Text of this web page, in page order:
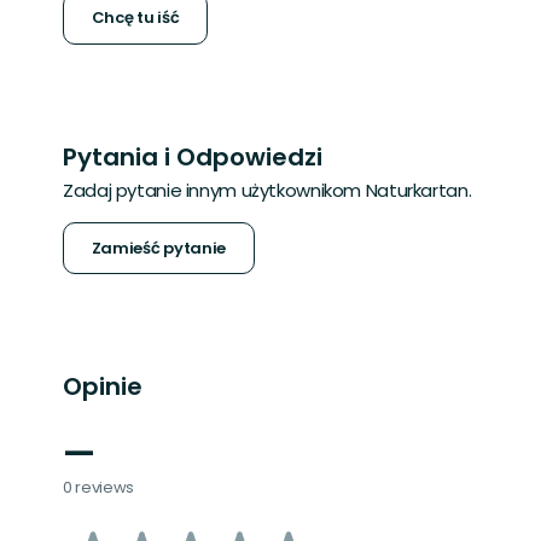
Chcę tu iść
Pytania i Odpowiedzi
Zadaj pytanie innym użytkownikom Naturkartan.
Zamieść pytanie
Opinie
—
0 reviews